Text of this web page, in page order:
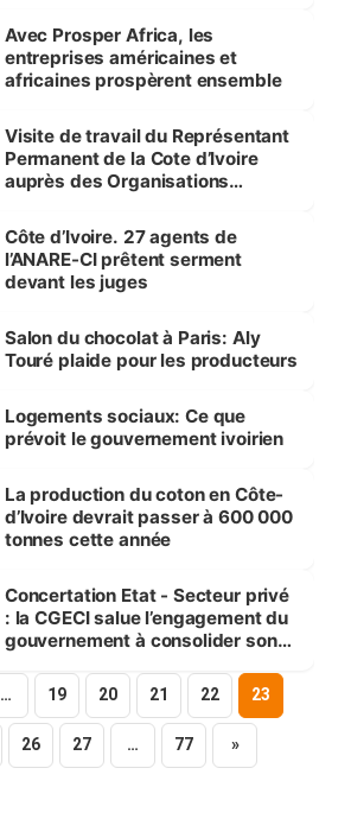
Avec Prosper Africa, les
entreprises américaines et
africaines prospèrent ensemble
Visite de travail du Représentant
Permanent de la Cote d’Ivoire
auprès des Organisations
Base au Centre du Café à DUBAI.
Côte d’Ivoire. 27 agents de
l’ANARE-CI prêtent serment
devant les juges
Salon du chocolat à Paris: Aly
Touré plaide pour les producteurs
Logements sociaux: Ce que
prévoit le gouvernement ivoirien
La production du coton en Côte-
d’Ivoire devrait passer à 600 000
tonnes cette année
Concertation Etat - Secteur privé
: la CGECI salue l’engagement du
gouvernement à consolider son
… 19 20 21 22 23
26 27 … 77 »